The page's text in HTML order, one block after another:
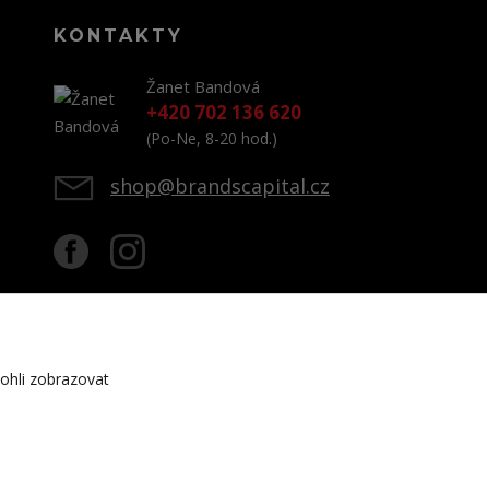
KONTAKTY
Žanet Bandová
+420 702 136 620
(Po-Ne, 8-20 hod.)
shop@brandscapital.cz
zobrazovat